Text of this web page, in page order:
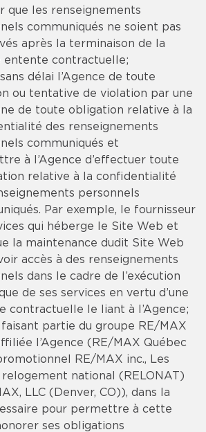
que les renseignements
communiqués ne soient pas
après la terminaison de la
entente contractuelle;
délai l’Agence de toute
ou tentative de violation par une
de toute obligation relative à la
des renseignements
communiqués et
à l’Agence d’effectuer toute
relative à la confidentialité
personnels
Par exemple, le fournisseur
qui héberge le Site Web et
la maintenance dudit Site Web
accès à des renseignements
dans le cadre de l’exécution
de ses services en vertu d’une
contractuelle le liant à l’Agence;
partie du groupe RE/MAX
l’Agence (RE/MAX Québec
RE/MAX inc., Les
relogement national (RELONAT)
LLC (Denver, CO)), dans la
pour permettre à cette
ses obligations